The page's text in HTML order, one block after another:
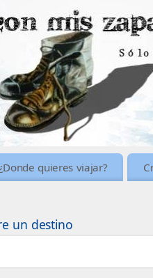
quieres viajar?
un destino